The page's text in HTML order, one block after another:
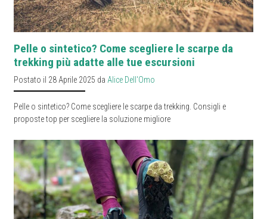
Pelle o sintetico? Come scegliere le scarpe da
trekking più adatte alle tue escursioni
Postato il 28 Aprile 2025 da Alice Dell'Omo
Pelle o sintetico? Come scegliere le scarpe da trekking. Consigli e
proposte top per scegliere la soluzione migliore